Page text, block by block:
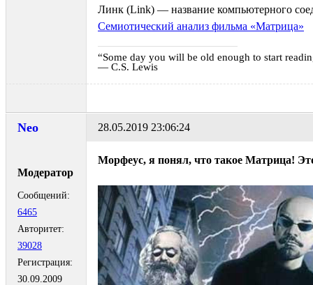
Линк (Link) — название компьютерного
Семиотический анализ фильма «Матрица»
“Some day you will be old enough to start
― C.S. Lewis
Neo
Модератор
Сообщений:
6465
Авторитет:
39028
Регистрация:
30.09.2009
28.05.2019 23:06:24
Морфеус, я понял, что такое Матрица!